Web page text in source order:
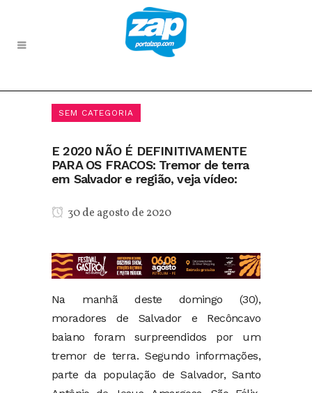
SEM CATEGORIA
E 2020 NÃO É DEFINITIVAMENTE
PARA OS FRACOS: Tremor de terra
em Salvador e região, veja vídeo:
30 de agosto de 2020
Na manhã deste domingo (30),
moradores de Salvador e Recôncavo
baiano foram surpreendidos por um
tremor de terra. Segundo informações,
parte da população de Salvador, Santo